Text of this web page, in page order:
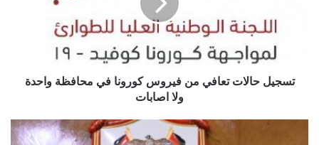
تسجيل حالات تعافي من فيروس كورونا في محافظة واحدة
ولا اصابات